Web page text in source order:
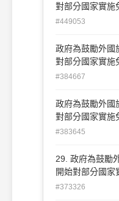
對部分國家實施
年 1 月 1 日 (B)
#449053
政府為鼓勵外國
對部分國家實施
年 1 月 1 日 (B)
#384667
政府為鼓勵外國
對部分國家實施
年 1 月 1 日 (B)
#383645
29. 政府為鼓勵
開始對部分國家實
82 年 1 月 1 日 (C)民國 84 年 1 月 1 日
#373326